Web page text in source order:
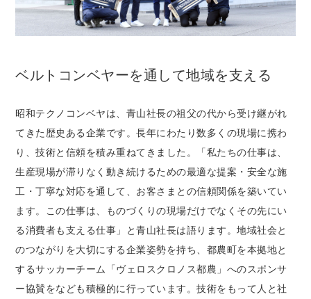
ベルトコンベヤーを通して地域を支える
昭和テクノコンベヤは、青山社長の祖父の代から受け継がれ
てきた歴史ある企業です。長年にわたり数多くの現場に携わ
り、技術と信頼を積み重ねてきました。「私たちの仕事は、
生産現場が滞りなく動き続けるための最適な提案・安全な施
工・丁寧な対応を通して、お客さまとの信頼関係を築いてい
ます。この仕事は、ものづくりの現場だけでなくその先にい
る消費者も支える仕事」と青山社長は語ります。地域社会と
のつながりを大切にする企業姿勢を持ち、都農町を本拠地と
するサッカーチーム「ヴェロスクロノス都農」へのスポンサ
ー協賛をなども積極的に行っています。技術をもって人と社